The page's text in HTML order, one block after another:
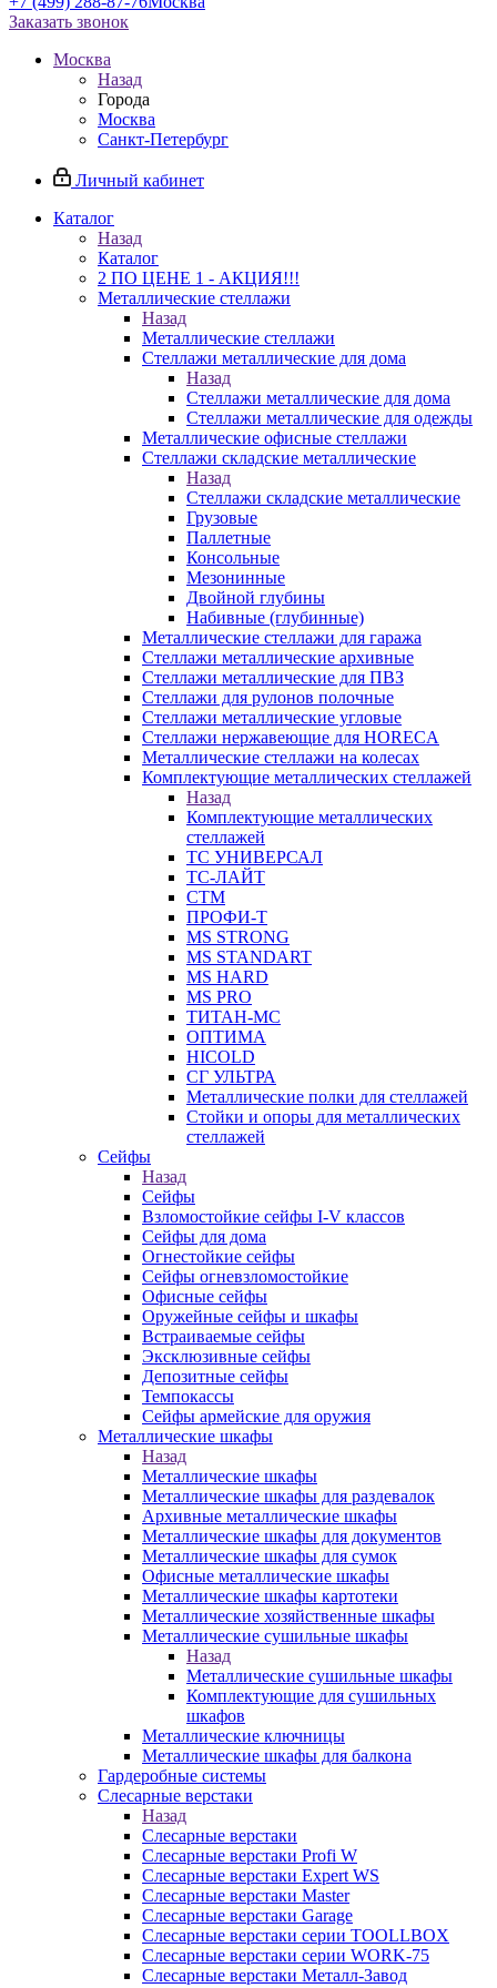
Заказать звонок
Москва
Назад
Города
Москва
Санкт-Петербург
Личный кабинет
Каталог
Назад
Каталог
2 ПО ЦЕНЕ 1 - АКЦИЯ!!!
Металлические стеллажи
Назад
Металлические стеллажи
Стеллажи металлические для дома
Назад
Стеллажи металлические для дома
Стеллажи металлические для одежды
Металлические офисные стеллажи
Стеллажи складские металлические
Назад
Стеллажи складские металлические
Грузовые
Паллетные
Консольные
Мезонинные
Двойной глубины
Набивные (глубинные)
Металлические стеллажи для гаража
Стеллажи металлические архивные
Стеллажи металлические для ПВЗ
Стеллажи для рулонов полочные
Стеллажи металлические угловые
Стеллажи нержавеющие для HORECA
Металлические стеллажи на колесах
Комплектующие металлических стеллажей
Назад
Комплектующие металлических
стеллажей
ТС УНИВЕРСАЛ
ТС-ЛАЙТ
СТМ
ПРОФИ-Т
MS STRONG
MS STANDART
MS HARD
MS PRO
ТИТАН-МС
ОПТИМА
HICOLD
СГ УЛЬТРА
Металлические полки для стеллажей
Стойки и опоры для металлических
стеллажей
Сейфы
Назад
Сейфы
Взломостойкие сейфы I-V классов
Сейфы для дома
Огнестойкие сейфы
Сейфы огневзломостойкие
Офисные сейфы
Оружейные сейфы и шкафы
Встраиваемые сейфы
Эксклюзивные сейфы
Депозитные сейфы
Темпокассы
Сейфы армейские для оружия
Металлические шкафы
Назад
Металлические шкафы
Металлические шкафы для раздевалок
Архивные металлические шкафы
Металлические шкафы для документов
Металлические шкафы для сумок
Офисные металлические шкафы
Металлические шкафы картотеки
Металлические хозяйственные шкафы
Металлические сушильные шкафы
Назад
Металлические сушильные шкафы
Комплектующие для сушильных
шкафов
Металлические ключницы
Металлические шкафы для балкона
Гардеробные системы
Слесарные верстаки
Назад
Слесарные верстаки
Слесарные верстаки Profi W
Слесарные верстаки Expert WS
Слесарные верстаки Master
Слесарные верстаки Garage
Слесарные верстаки серии TOOLLBOX
Слесарные верстаки серии WORK-75
Слесарные верстаки Металл-Завод